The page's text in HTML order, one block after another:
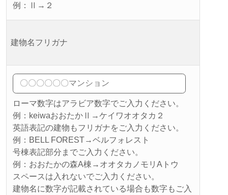
例：Ⅱ→２
建物名フリガナ
ローマ数字はアラビア数字でご入力ください。
例：keiwaおおたかⅡ→ケイワオオタカ２
英語表記の建物もフリガナをご入力ください。
例：BELL FOREST→ベルフォレスト
号棟表記部分までご入力ください。
例：おおたかの森A棟→オオタカノモリAトウ
スペースは入れないでご入力ください。
建物名に数字が記載されている場合も数字もご入